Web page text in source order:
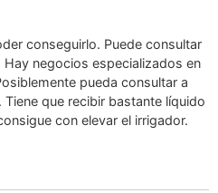
conseguirlo. Puede consultar
negocios especializados en
pueda consultar a
que recibir bastante líquido
con elevar el irrigador.